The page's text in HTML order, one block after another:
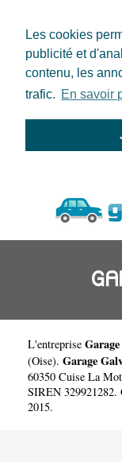
Les cookies
publicité et
contenu, les
trafic. En savoir
L'entreprise
(Oise). Garage
60350 Cuise La
SIREN 329921282.
2015.